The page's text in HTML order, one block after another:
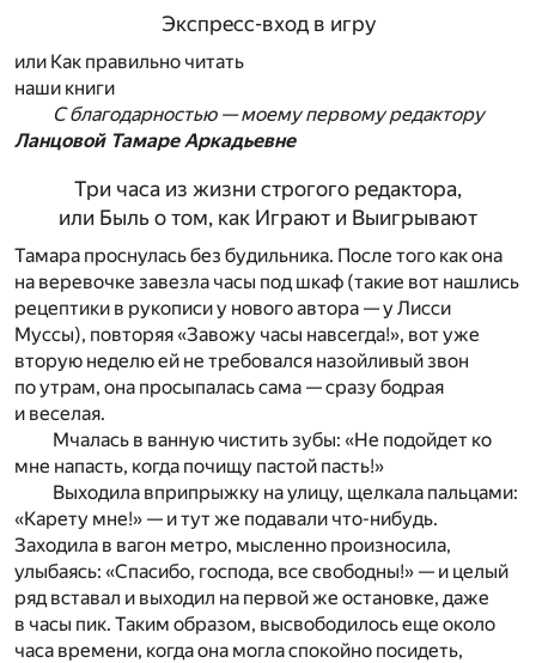
Экспресс-вход в игру
или Как правильно читать
наши книги
С благодарностью — моему первому редактору
Ланцовой Тамаре Аркадьевне
Три часа из жизни строгого редактора,
или Быль о том, как Играют и Выигрывают
Тамара проснулась без будильника. После того как она
на веревочке завезла часы под шкаф (такие вот нашлись
рецептики в рукописи у нового автора — у Лисси
Муссы), повторяя «Завожу часы навсегда!», вот уже
вторую неделю ей не требовался назойливый звон
по утрам, она просыпалась сама — сразу бодрая
и веселая.
Мчалась в ванную чистить зубы: «Не подойдет ко
мне напасть, когда почищу пастой пасть!»
Выходила вприпрыжку на улицу, щелкала пальцами:
«Карету мне!» — и тут же подавали что-нибудь.
Заходила в вагон метро, мысленно произносила,
улыбаясь: «Спасибо, господа, все свободны!» — и целый
ряд вставал и выходил на первой же остановке, даже
в часы пик. Таким образом, высвободилось еще около
часа времени, когда она могла спокойно посидеть,